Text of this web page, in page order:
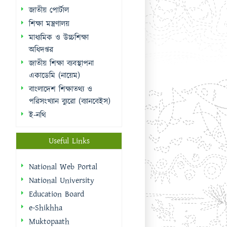
জাতীয় পোর্টাল
শিক্ষা মন্ত্রণালয়
মাধ্যমিক ও উচ্চশিক্ষা
অধিদপ্তর
জাতীয় শিক্ষা ব্যবস্থাপনা
একাডেমি (নায়েম)
বাংলাদেশ শিক্ষাতথ্য ও
পরিসংখ্যান ব্যুরো (ব্যানবেইস)
ই-নথি
Useful Links
National Web Portal
National University
Education Board
e-Shikhha
Muktopaath